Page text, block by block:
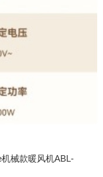
械款暖风机ABL-